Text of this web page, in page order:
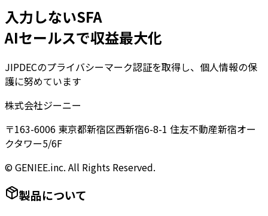
入力しないSFA
AIセールスで収益最大化
JIPDECのプライバシーマーク認証を取得し、個人情報の保
護に努めています
株式会社ジーニー
〒163-6006 東京都新宿区西新宿6-8-1 住友不動産新宿オー
クタワー5/6F
© GENIEE.inc. All Rights Reserved.
製品について